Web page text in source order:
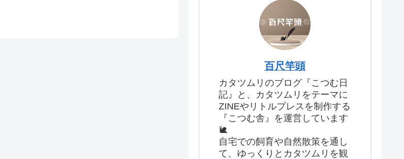
百尺竿頭
カタツムリのブログ『こつむ日
記』と、カタツムリをテーマに
ZINEやリトルプレスを制作する
『こつむ舎』を運営しています
🐌
自宅での飼育や自然散策を通し
て、ゆっくりとカタツムリを観